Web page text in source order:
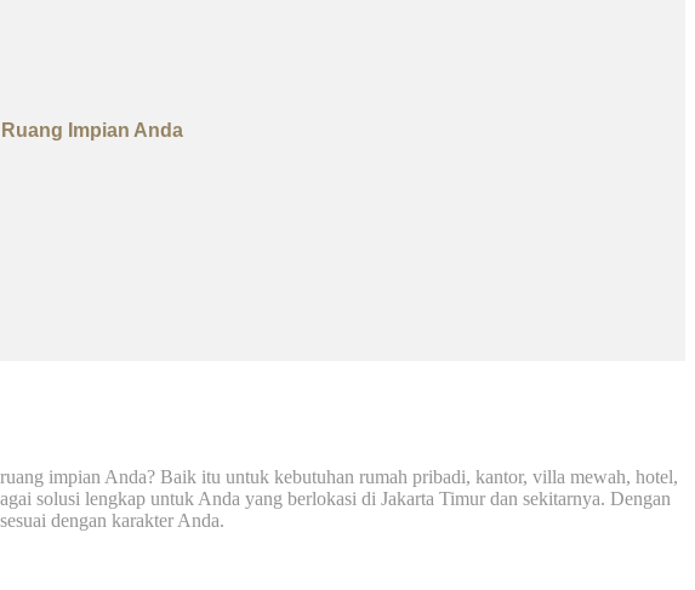
Impian Anda
impian Anda? Baik itu untuk kebutuhan rumah pribadi, kantor, villa mewah, hotel,
solusi lengkap untuk Anda yang berlokasi di Jakarta Timur dan sekitarnya. Dengan
dengan karakter Anda.